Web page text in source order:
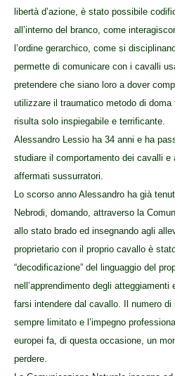
libertà d’azione, è stato possibile
all’interno del branco, come
l’ordine gerarchico, come si
permette di comunicare con i cavalli
pretendere che siano loro a dover
utilizzare il traumatico metodo di
risulta solo inspiegabile e terrificante.
Alessandro Lessio ha 34 anni e ha
studiare il comportamento dei cavalli e
affermati sussurratori.
Lo scorso anno Alessandro ha già
Nebrodi, domando, attraverso la
allo stato brado ed insegnando agli
proprietario con il proprio cavallo è
“decodificazione” del linguaggio del
nell’apprendimento degli
farsi intendere dal cavallo. Il numero
sempre limitato e l’impegno
europei fa, di questa occasione, un
perdere.